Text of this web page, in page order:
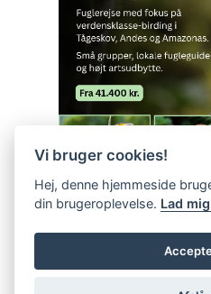
Vi bruger cookies!
Hej, denne hjemmeside
din brugeroplevelse. Lad